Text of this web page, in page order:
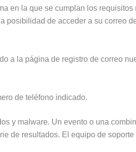
en la que se cumplan los
posibilidad de acceder a su correo
a la página de registro de correo
de teléfono indicado.
y malware. Un evento o una
de resultados. El equipo de